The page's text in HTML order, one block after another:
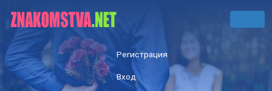
Регистрация
Вход